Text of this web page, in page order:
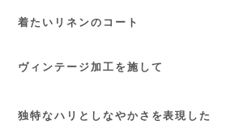
着たいリネンのコート
ヴィンテージ加工を施して
独特なハリとしなやかさを表現した